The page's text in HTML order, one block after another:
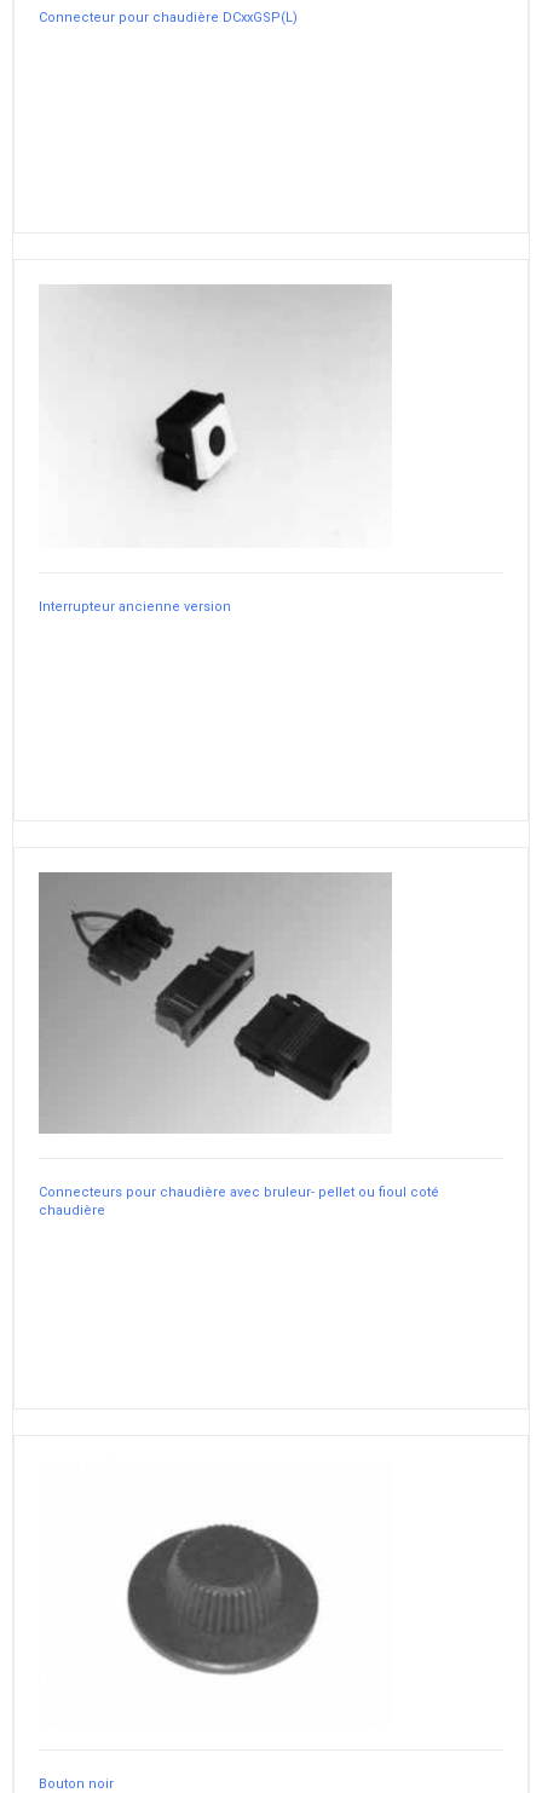
Connecteur pour chaudière DCxxGSP(L)
Interrupteur ancienne version
Connecteurs pour chaudière avec bruleur- pellet ou fioul coté
chaudière
Bouton noir